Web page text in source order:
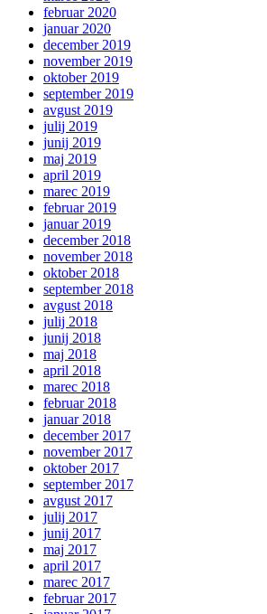
februar 2020
januar 2020
december 2019
november 2019
oktober 2019
september 2019
avgust 2019
julij 2019
junij 2019
maj 2019
april 2019
marec 2019
februar 2019
januar 2019
december 2018
november 2018
oktober 2018
september 2018
avgust 2018
julij 2018
junij 2018
maj 2018
april 2018
marec 2018
februar 2018
januar 2018
december 2017
november 2017
oktober 2017
september 2017
avgust 2017
julij 2017
junij 2017
maj 2017
april 2017
marec 2017
februar 2017